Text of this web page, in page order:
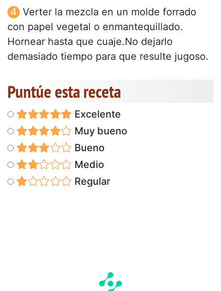
Verter la mezcla en un molde forrado
con papel vegetal o enmantequillado.
Hornear hasta que cuaje.No dejarlo
demasiado tiempo para que resulte jugoso.
Puntúe esta receta
Excelente
Muy bueno
Bueno
Medio
Regular